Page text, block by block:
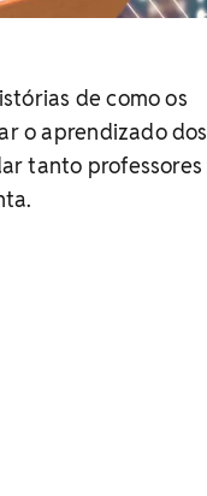
de como os
o aprendizado dos
tanto professores